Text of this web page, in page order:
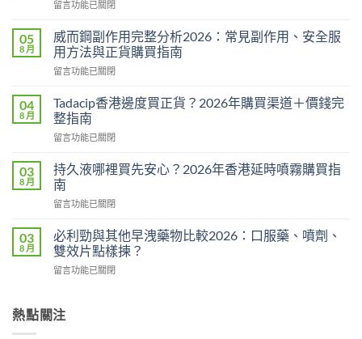
在
馬
糖
Hamer
效
真
相：
有
用
是
心
作
2026
香
港
實
測
留言功能已關閉
05
8 月
威而鋼副作用完整分析2026：常見副作用、安全服
用方法與正貨購買指南
在
而
鋼
副
作
完
整
分
析
常
見
作
全
留言功能已關閉
04
8 月
Tadacip香港邊度買正貨？2026年購買渠道＋價錢完
整指南
在
香
港
邊
度
正
貨？
2026
年
渠
留言功能已關閉
03
8 月
持久液哪裡買先安心？2026年香港延時噴霧購買指
南
在
久
液
哪
裡
安
留言功能已關閉
03
8 月
必利勁與其他早洩藥物比較2026：口服藥、噴劑、
雙效片點樣揀？
在
勁
與
留言功能已關閉
熱點關注